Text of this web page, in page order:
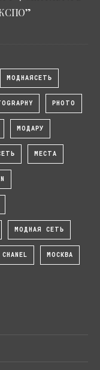
МОДНАЯСЕТЬ
PHOTO
МОДАРУ
МЕСТА
МОДНАЯ СЕТЬ
CHANEL МОСКВА